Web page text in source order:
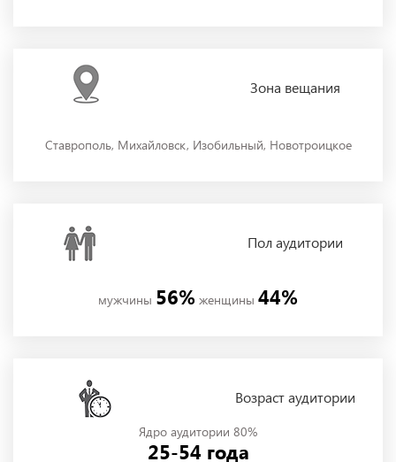
Зона вещания
Ставрополь, Михайловск, Изобильный, Новотроицкое
Полаудитории
мужчины 56% женщины 44%
Возраст аудитории
Ядро аудитории 80%
25-54 года